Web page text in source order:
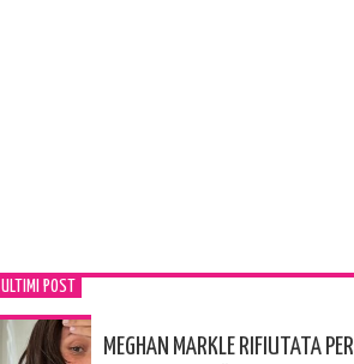
ULTIMI POST
MEGHAN MARKLE RIFIUTATA PER